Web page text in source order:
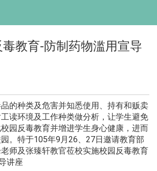
教育-防制药物滥用宣导
的种类及危害并知悉使用、持有和贩卖
读环境及工作种类做分析，让学生避免
园反毒教育并增进学生身心健康，进而
。特于105年9月26、27日邀请教育部
师及张臻轩教官莅校实施校园反毒教育
讲座